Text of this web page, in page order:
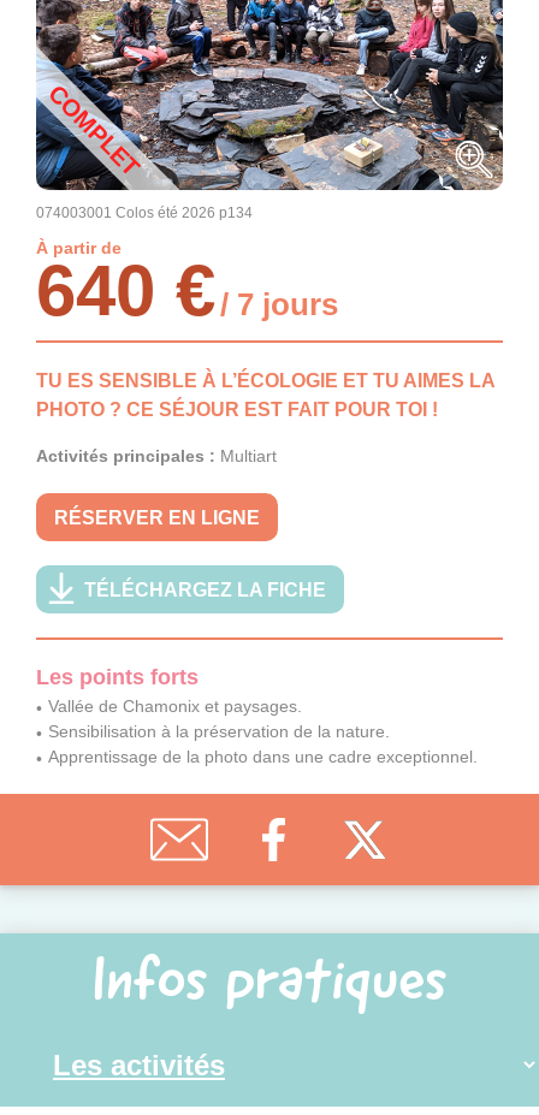
COMPLET
074003001 Colos été 2026 p134
À partir de
640 €/ 7 jours
TU ES SENSIBLE À L’ÉCOLOGIE ET TU AIMES LA
PHOTO ? CE SÉJOUR EST FAIT POUR TOI !
Activités principales : Multiart
RÉSERVER EN LIGNE
TÉLÉCHARGEZ LA FICHE
Les points forts
Vallée de Chamonix et paysages.
Sensibilisation à la préservation de la nature.
Apprentissage de la photo dans une cadre exceptionnel.
Infos pratiques